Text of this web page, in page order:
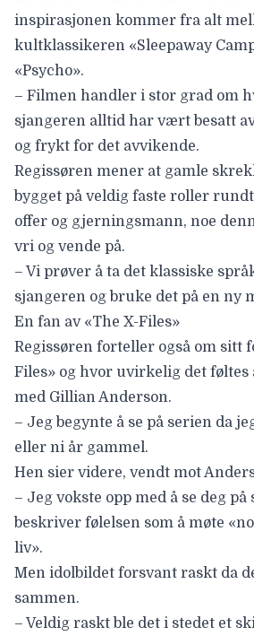
inspirasjonen kommer fra alt
kultklassikeren «Sleepaway
«Psycho».
– Filmen handler i stor grad om
sjangeren alltid har vært besatt
og frykt for det avvikende.
Regissøren mener at gamle
bygget på veldig faste roller
offer og gjerningsmann, noe
vri og vende på.
– Vi prøver å ta det klassiske
sjangeren og bruke det på en ny
En fan av «The X-Files»
Regissøren forteller også om sitt
Files» og hvor uvirkelig det føltes
med Gillian Anderson.
– Jeg begynte å se på serien da
eller ni år gammel.
Hen sier videre, vendt mot
– Jeg vokste opp med å se deg
beskriver følelsen som å møte
liv».
Men idolbildet forsvant raskt da
sammen.
– Veldig raskt ble det i stedet et